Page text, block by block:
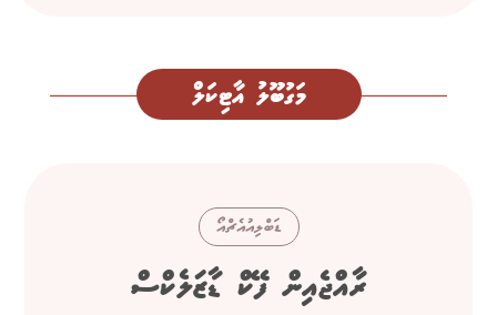
މަގުބޫލު އާޓިކަލް
ޑަބްލިއުއެޗްއޯ
ރާއްޖެއިން ފޭކް ޑާޒަލެކްސް